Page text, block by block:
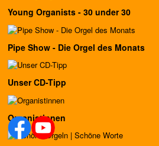
Young Organists - 30 under 30
Pipe Show - Die Orgel des Monats
Unser CD-Tipp
Organistinnen